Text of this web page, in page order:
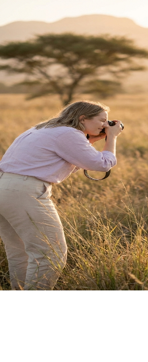
Trou Idees
WelkomTerug
Teken hier in.
E-pos Adres
WagwoordVergeet?
Teken In
Nog nie 'n lid nie?
Jou reis saam
hier.
Ons gebruik koekies om jou
Privaatheidsbeleid vir meer
Aanvaar Weier